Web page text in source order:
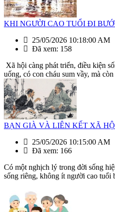
KHI NGƯỜI CAO TUỔI ĐI
25/05/2026 10:18:00 AM
Đã xem: 158
Xã hội càng phát triển, điều kiện
uống, có con cháu sum vầy, mà
BẠN GIÀ VÀ LIÊN KẾT XÃ HỘI
25/05/2026 10:15:00 AM
Đã xem: 166
Có một nghịch lý trong đời sống
sống riêng, không ít người cao tuổi